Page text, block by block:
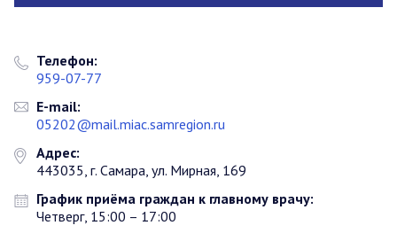
Телефон:
959-07-77
E-mail:
05202@mail.miac.samregion.ru
Адрес:
443035, г. Самара, ул. Мирная, 169
График приёма граждан к главному врачу:
Четверг, 15:00 – 17:00